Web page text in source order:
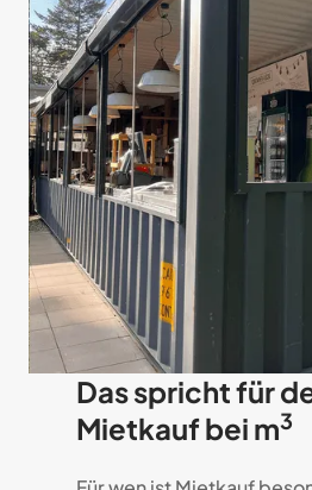
Das spricht für
Mietkauf bei m3